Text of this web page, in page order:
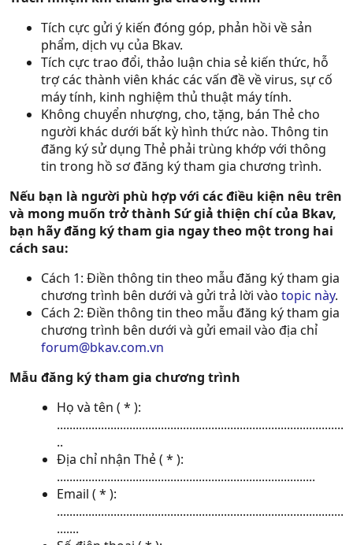
Tích cực gửi ý kiến đóng góp, phản hồi về sản
phẩm, dịch vụ của Bkav.
Tích cực trao đổi, thảo luận chia sẻ kiến thức, hỗ
trợ các thành viên khác các vấn đề về virus, sự cố
máy tính, kinh nghiệm thủ thuật máy tính.
Không chuyển nhượng, cho, tặng, bán Thẻ cho
người khác dưới bất kỳ hình thức nào. Thông tin
đăng ký sử dụng Thẻ phải trùng khớp với thông
tin trong hồ sơ đăng ký tham gia chương trình.
Nếu bạn là người phù hợp với các điều kiện nêu trên
và mong muốn trở thành Sứ giả thiện chí của Bkav,
bạn hãy đăng ký tham gia ngay theo một trong hai
cách sau:
Cách 1: Điền thông tin theo mẫu đăng ký tham gia
chương trình bên dưới và gửi trả lời vào topic này.
Cách 2: Điền thông tin theo mẫu đăng ký tham gia
chương trình bên dưới và gửi email vào địa chỉ
forum@bkav.com.vn
Mẫu đăng ký tham gia chương trình
Họ và tên ( * ):
...........................................................................................
..
Địa chỉ nhận Thẻ ( * ):
..................................................................................
Email ( * ):
...........................................................................................
.......